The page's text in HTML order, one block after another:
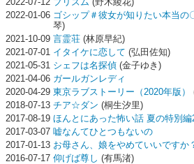
2022-01-06 ゴシップ＃彼女が知りたい本当の
琴)
2021-10-09 言霊荘 (林原早紀)
2021-07-01 イタイケに恋して (弘田佐知)
2021-05-31 シェフは名探偵 (金子ゆき)
2021-04-06 ガールガンレディ
2020-04-29 東京ラブストーリー（2020年版）
2018-07-13 チア☆ダン (桐生汐里)
2017-08-19 ほんとにあった怖い話 夏の特別編
2017-03-07 嘘なんてひとつもないの
2017-01-13 お母さん、娘をやめていいですか
2016-07-17 仰げば尊し (有馬渚)